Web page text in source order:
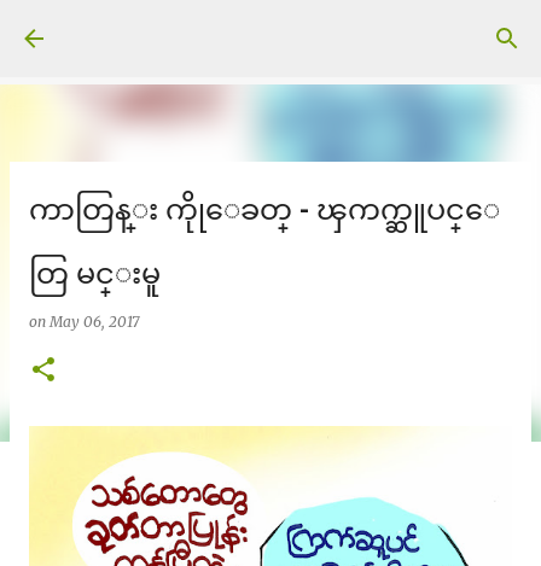
ကာတြန္း ကိုုေခတ္ - ၾကက္ဆူပင္ေ
တြ မင္းမူ
onMay 06, 2017